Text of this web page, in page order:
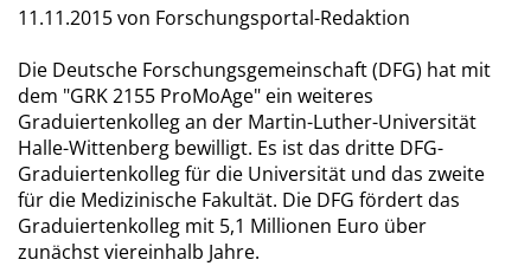
11.11.2015von Forschungsportal-Redaktion
Die Deutsche Forschungsgemeinschaft (DFG) hat mit
dem "GRK 2155 ProMoAge" ein weiteres
Graduiertenkolleg an der Martin-Luther-Universität
Halle-Wittenberg bewilligt. Es ist das dritte DFG-
Graduiertenkolleg für die Universität und das zweite
für die Medizinische Fakultät. Die DFG fördert das
Graduiertenkolleg mit 5,1 Millionen Euro über
zunächst viereinhalb Jahre.